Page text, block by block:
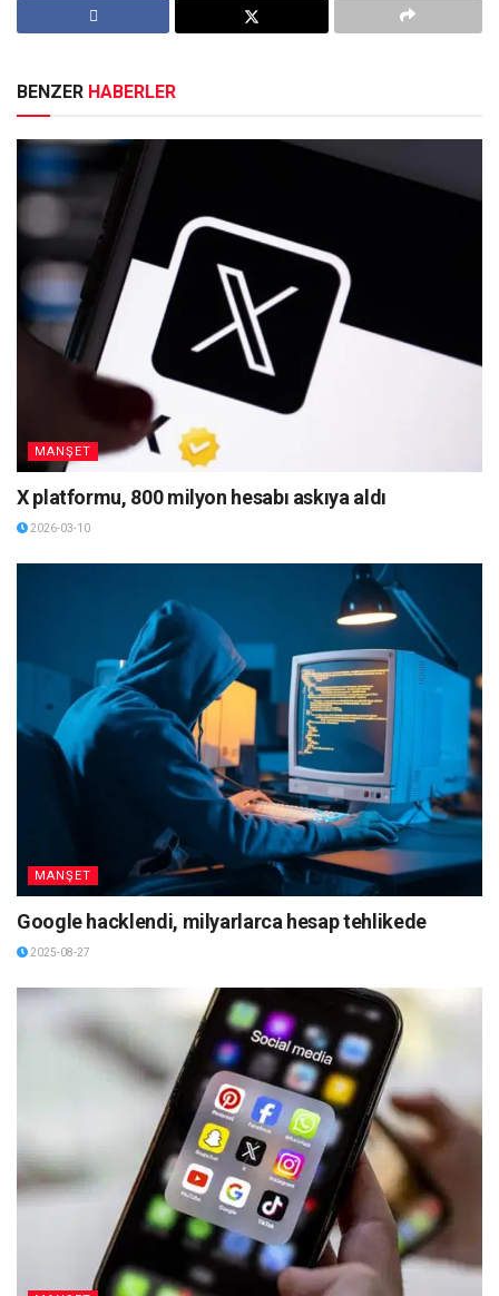
BENZER HABERLER
MANŞET
X platformu, 800 milyon hesabı askıya aldı
2026-03-10
MANŞET
Google hacklendi, milyarlarca hesap tehlikede
2025-08-27